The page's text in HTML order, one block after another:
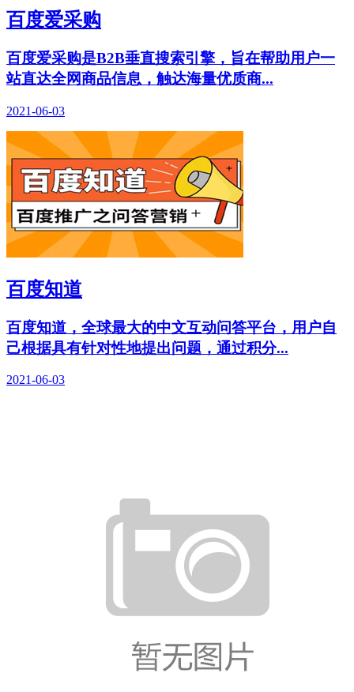
百度爱采购
百度爱采购是B2B垂直搜索引擎，旨在帮助用户一
站直达全网商品信息，触达海量优质商...
2021-06-03
百度知道
百度知道，全球最大的中文互动问答平台，用户自
己根据具有针对性地提出问题，通过积分...
2021-06-03